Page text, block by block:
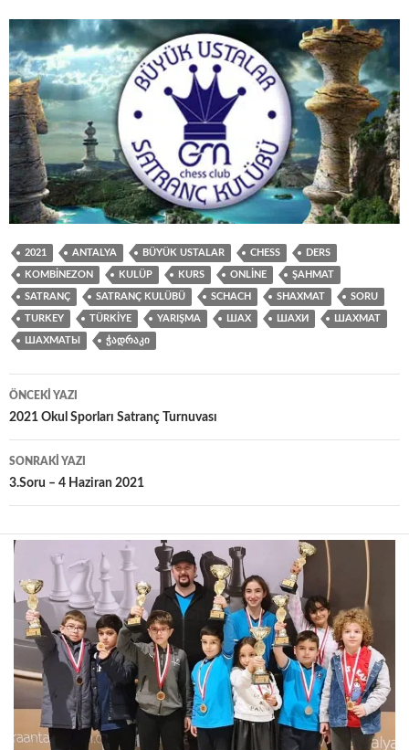
2021 ANTALYA BÜYÜK USTALAR CHESS DERS
KOMBINEZON KULÜP KURS ONLINE ŞAHMAT
SATRANÇ SATRANÇ KULÜBÜ SCHACH SHAXMAT SORU
TURKEY TÜRKIYE YARIŞMA ШАХ ШАХИ ШАХМАТ
ШАХМАТЫ ᲭᲐᲓᲠᲐᲙᲘ
Yazı
dolaşımı
ÖNCEKI YAZI
2021 Okul Sporları Satranç Turnuvası
SONRAKI YAZI
3.Soru – 4 Haziran 2021